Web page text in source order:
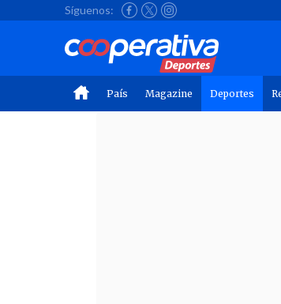
Síguenos:
País Magazine Deportes